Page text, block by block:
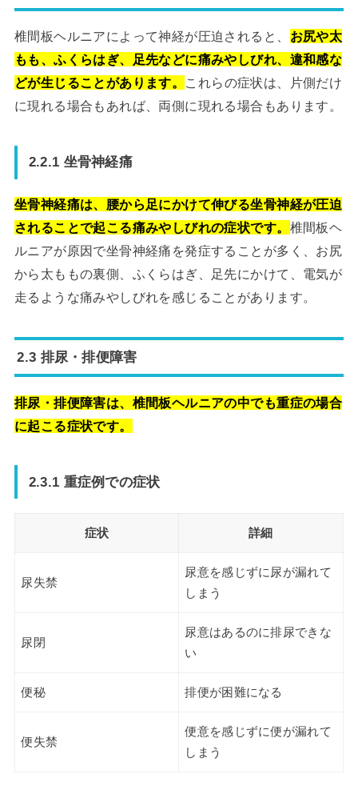
椎間板ヘルニアによって神経が圧迫されると、 お尻や太
もも、ふくらはぎ、足先などに痛みやしびれ、違和感な
どが生じることがあります。 これらの症状は、片側だけ
に現れる場合もあれば、両側に現れる場合もあります。
2.2.1 坐骨神経痛
坐骨神経痛は、腰から足にかけて伸びる坐骨神経が圧迫
されることで起こる痛みやしびれの症状です。 椎間板ヘ
ルニアが原因で坐骨神経痛を発症することが多く、お尻
から太ももの裏側、ふくらはぎ、足先にかけて、電気が
走るような痛みやしびれを感じることがあります。
2.3 排尿・排便障害
排尿・排便障害は、椎間板ヘルニアの中でも重症の場合
に起こる症状です。
2.3.1 重症例での症状
症状 詳細
尿失禁
尿意を感じずに尿が漏れて
しまう
尿閉
尿意はあるのに排尿できな
い
便秘 排便が困難になる
便失禁
便意を感じずに便が漏れて
しまう